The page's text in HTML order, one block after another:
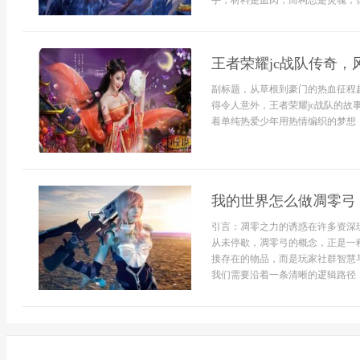
王者荣耀jc战队传奇，
副标题，从草根到豪门的热血征
得令人意外，王者荣耀jc战队的故
着单纯热爱少年用热情编织的梦
我的世界怎么做凋零
引言：凋零之力的诱惑在许多资
从未停歇，凋零弓的概念，正是
接存在的物品，而是玩家社群智
我们需要沿着一条清晰的逻辑路